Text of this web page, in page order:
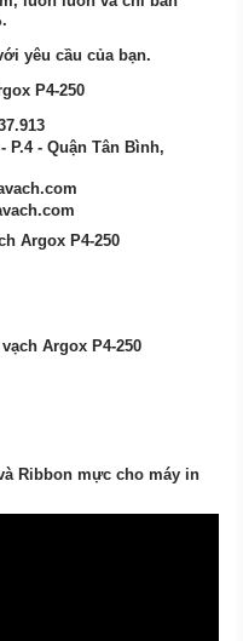
yêu cầu của bạn.
P4-250
- Quận Tân Bình,
Argox P4-250
Argox P4-250
Ribbon mực cho máy in